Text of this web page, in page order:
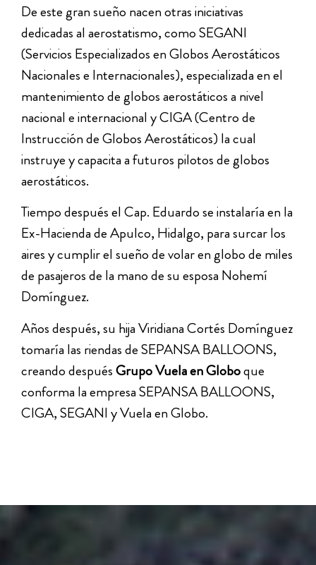
De este gran sueño nacen otras iniciativas
dedicadas al aerostatismo, como SEGANI
(Servicios Especializados en Globos Aerostáticos
Nacionales e Internacionales), especializada en el
mantenimiento de globos aerostáticos a nivel
nacional e internacional y CIGA (Centro de
Instrucción de Globos Aerostáticos) la cual
instruye y capacita a futuros pilotos de globos
aerostáticos.
Tiempo después el Cap. Eduardo se instalaría en la
Ex-Hacienda de Apulco, Hidalgo, para surcar los
aires y cumplir el sueño de volar en globo de miles
de pasajeros de la mano de su esposa Nohemí
Domínguez.
Años después, su hija Viridiana Cortés Domínguez
tomaría las riendas de SEPANSA BALLOONS,
creando despuésGrupo Vuela en Globoque
conforma la empresa SEPANSA BALLOONS,
CIGA, SEGANI y Vuela en Globo.